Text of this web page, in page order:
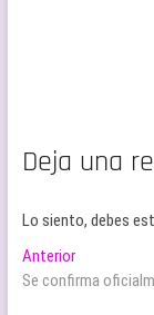
Deja una
Lo siento, debes
Navegación
de
AnteriorEntrada
anterior:
Se confirma